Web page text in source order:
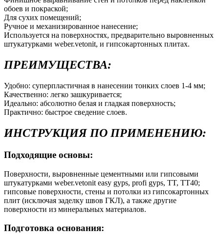
обоев и покраской;
Для сухих помещений;
Ручное и механизированное нанесение;
Используется на поверхностях, предварительно выровненных
штукатурками weber.vetonit, и гипсокартонных плитах.
ПРЕИМУЩЕСТВА:
Удобно: суперпластичная в нанесении тонких слоев 1-4 мм;
Качественно: легко зашкуривается;
Идеально: абсолютно белая и гладкая поверхность;
Практично: быстрое сведение слоев.
ИНСТРУКЦИЯ ПО ПРИМЕНЕНИЮ:
Подходящие основы:
Поверхности, выровненные цементными или гипсовыми
штукатурками weber.vetonit easy gyps, profi gyps, TT, TT40;
гипсовые поверхности, стены и потолки из гипсокартонных
плит (исключая заделку швов ГКЛ), а также другие
поверхности из минеральных материалов.
Подготовка основания: